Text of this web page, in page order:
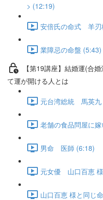
> (12:19)
安倍氏の命式 羊刃
業障忌の命盤 (5:43)
【第19講座】結婚運(合
て運が開ける人とは
元台湾総統 馬英九
老舗の食品問屋に
男命 医師 (6:18)
元女優 山口百恵
山口百恵 様と同じ